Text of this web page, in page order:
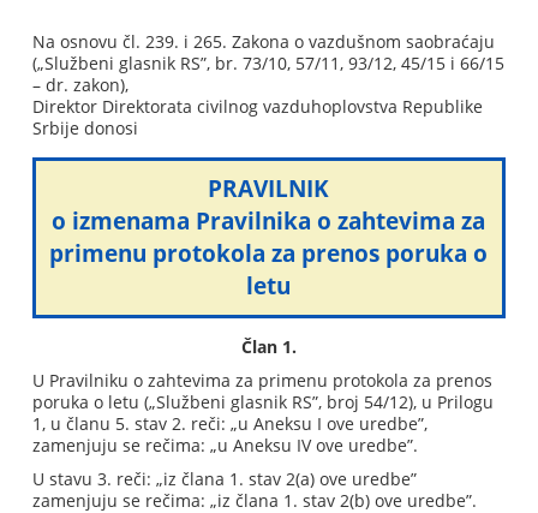
Na osnovu čl. 239. i 265. Zakona o vazdušnom saobraćaju
(„Službeni glasnik RS”, br. 73/10, 57/11, 93/12, 45/15 i 66/15
– dr. zakon),
Direktor Direktorata civilnog vazduhoplovstva Republike
Srbije donosi
PRAVILNIK
o izmenama Pravilnika o zahtevima za
primenu protokola za prenos poruka o
letu
Član 1.
U Pravilniku o zahtevima za primenu protokola za prenos
poruka o letu („Službeni glasnik RS”, broj 54/12), u Prilogu
1, u članu 5. stav 2. reči: „u Aneksu I ove uredbe”,
zamenjuju se rečima: „u Aneksu IV ove uredbe”.
U stavu 3. reči: „iz člana 1. stav 2(a) ove uredbe”
zamenjuju se rečima: „iz člana 1. stav 2(b) ove uredbe”.